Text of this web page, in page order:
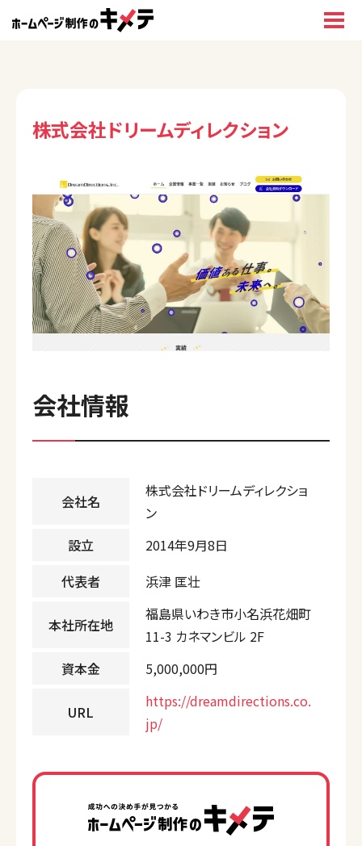
株式会社ドリームディレクション
会社情報
会社名
株式会社ドリームディレクショ
ン
設立
2014年9月8日
代表者
浜津 匡壮
本社所在地
福島県いわき市小名浜花畑町
11-3 カネマンビル 2F
資本金
5,000,000円
URL
https://dreamdirections.co.
jp/